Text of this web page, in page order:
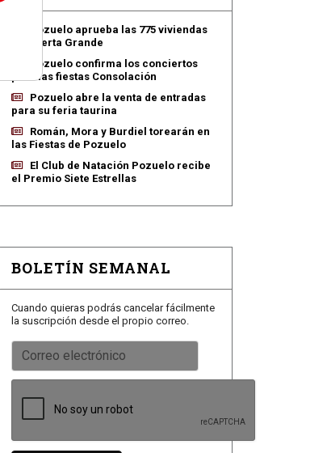
Pozuelo aprueba las 775 viviendas
de Huerta Grande
Pozuelo confirma los conciertos
para las fiestas Consolación
Pozuelo abre la venta de entradas
para su feria taurina
Román, Mora y Burdiel torearán en
las Fiestas de Pozuelo
El Club de Natación Pozuelo recibe
el Premio Siete Estrellas
BOLETÍN SEMANAL
Cuando quieras podrás cancelar fácilmente
la suscripción desde el propio correo.